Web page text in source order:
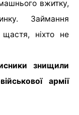
вжитку,
Займання
щастя, ніхто не
знищили
армії